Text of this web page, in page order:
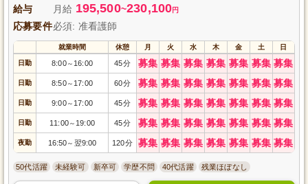
給与 月給 195,500~230,100円
応募要件必須: 准看護師
就業時間 休憩 月 火 水 木 金 土 日
日勤 8:00～ 16:00 45分 募集 募集 募集 募集 募集 募集 募集
日勤 8:50～ 17:00 60分 募集 募集 募集 募集 募集 募集 募集
日勤 9:00～ 17:00 45分 募集 募集 募集 募集 募集 募集 募集
日勤 11:00～ 19:00 45分 募集 募集 募集 募集 募集 募集 募集
夜勤 16:50～ 翌9:00 120分 募集 募集 募集 募集 募集 募集 募集
50代活躍 未経験可 新卒可 学歴不問 40代活躍 残業ほぼなし